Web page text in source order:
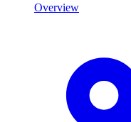
Overview